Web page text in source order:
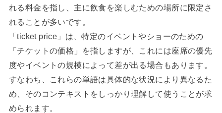
れる料金を指し、主に飲食を楽しむための場所に限定さ
れることが多いです。
「ticket price」は、特定のイベントやショーのための
「チケットの価格」を指しますが、これには座席の優先
度やイベントの規模によって差が出る場合もあります。
すなわち、これらの単語は具体的な状況により異なるた
め、そのコンテキストをしっかり理解して使うことが求
められます。